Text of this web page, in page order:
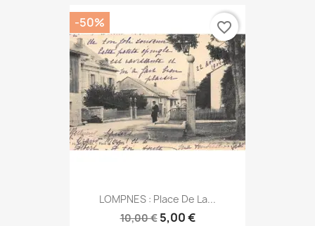
LOMPNES : Place De La...
10,00 € 5,00 €
-50% favorite_border